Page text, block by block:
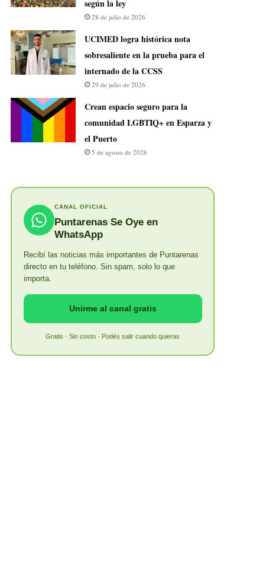
según la ley
28 de julio de 2026
UCIMED logra histórica nota
sobresaliente en la prueba para el
internado de la CCSS
29 de julio de 2026
Crean espacio seguro para la
comunidad LGBTIQ+ en Esparza y
el Puerto
5 de agosto de 2026
CANAL OFICIAL
Puntarenas Se Oye en
WhatsApp
Recibí las noticias más importantes de Puntarenas
directo en tu teléfono. Sin spam, solo lo que
importa.
Unirme al canal gratis
Gratis · Sin costo · Podés salir cuando quieras